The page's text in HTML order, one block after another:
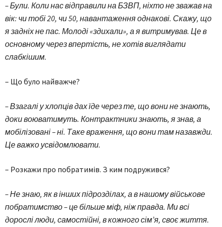
– Були. Коли нас відправили на БЗВП, ніхто не зважав на
вік: чи тобі 20, чи 50, навантаження однакові. Скажу, що
я задніх не пас. Молоді «здихали», а я витримував. Це в
основному через впертість, не хотів виглядати
слабкішим.
– Що було найважче?
– Взагалі у хлопців дах їде через те, що вони не знають,
доки воюватимуть. Контрактники знають, я знав, а
мобілізовані – ні. Таке враження, що вони там назавжди.
Це важко усвідомлювати.
– Розкажи про побратимів. З ким подружився?
– Не знаю, як в інших підрозділах, а в нашому військове
побратимство – це більше міф, ніж правда. Ми всі
дорослі люди, самостійні, в кожного сім’я, своє життя.